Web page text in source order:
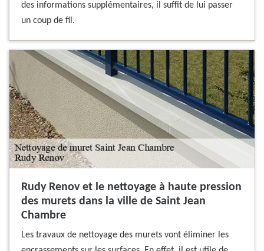
des informations supplémentaires, il suffit de lui passer
un coup de fil.
Rudy Renov et le nettoyage à haute pression
des murets dans la ville de Saint Jean
Chambre
Les travaux de nettoyage des murets vont éliminer les